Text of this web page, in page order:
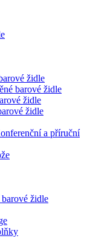
židle
barové židle
židle
židle
a příruční
židle